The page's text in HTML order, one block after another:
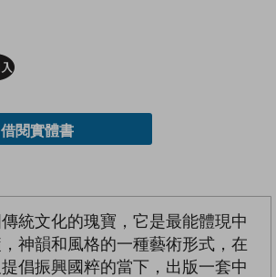
借閱實體書
統文化的瑰寶，它是最能體現中
神韻和風格的一種藝術形式，在
倡振興國粹的當下，出版一套中